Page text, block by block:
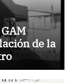
de la